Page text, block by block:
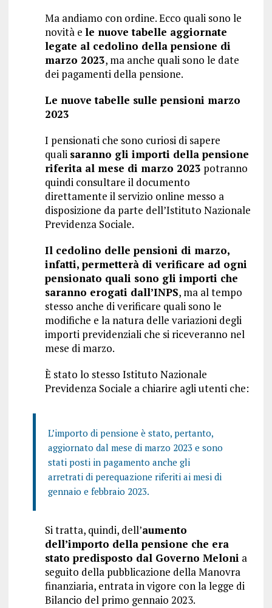
Ma andiamo con ordine. Ecco quali sono le
novità e le nuove tabelle aggiornate
legate al cedolino della pensione di
marzo 2023, ma anche quali sono le date
dei pagamenti della pensione.
Le nuove tabelle sulle pensioni marzo
2023
I pensionati che sono curiosi di sapere
quali saranno gli importi della pensione
riferita al mese di marzo 2023 potranno
quindi consultare il documento
direttamente il servizio online messo a
disposizione da parte dell’Istituto Nazionale
Previdenza Sociale.
Il cedolino delle pensioni di marzo,
infatti, permetterà di verificare ad ogni
pensionato quali sono gli importi che
saranno erogati dall’INPS, ma al tempo
stesso anche di verificare quali sono le
modifiche e la natura delle variazioni degli
importi previdenziali che si riceveranno nel
mese di marzo.
È stato lo stesso Istituto Nazionale
Previdenza Sociale a chiarire agli utenti che:
L’importo di pensione è stato, pertanto,
aggiornato dal mese di marzo 2023 e sono
stati posti in pagamento anche gli
arretrati di perequazione riferiti ai mesi di
gennaio e febbraio 2023.
Si tratta, quindi, dell’aumento
dell’importo della pensione che era
stato predisposto dal Governo Meloni a
seguito della pubblicazione della Manovra
finanziaria, entrata in vigore con la legge di
Bilancio del primo gennaio 2023.